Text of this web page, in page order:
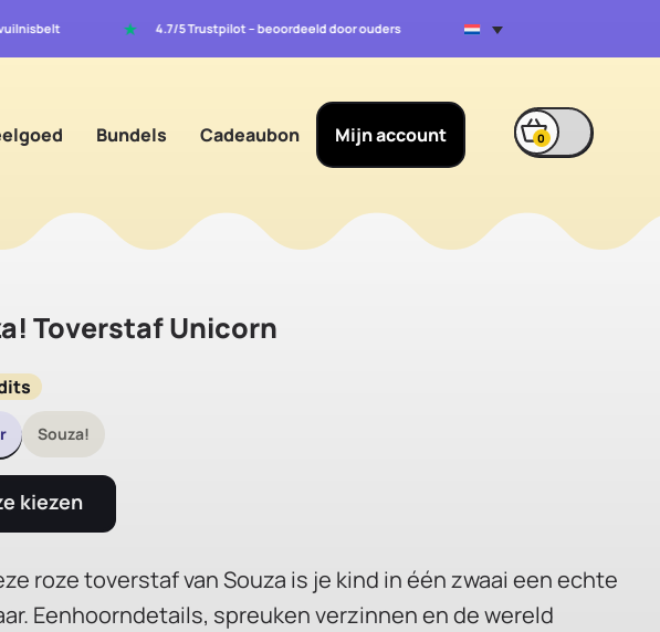
★ 4.7/5 Trustpilot – beoordeeld door ouders
Bundels Cadeaubon Mijn account 0
Toverstaf Unicorn
Souza!
kiezen
roze toverstaf van Souza is je kind in één zwaai een echte
Eenhoorndetails, spreuken verzinnen en de wereld